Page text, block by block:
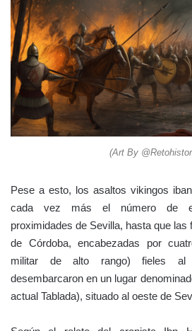
(Art By
Pese a esto, los asaltos vikingos
cada vez más el número de
proximidades de Sevilla, hasta que
de Córdoba, encabezadas por
militar de alto rango) fieles al
desembarcaron en un lugar
actual Tablada), situado al oeste de